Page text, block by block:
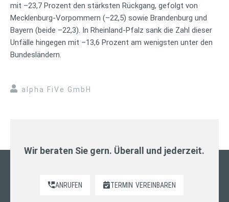
mit –23,7 Prozent den stärksten Rückgang, gefolgt von
Mecklenburg-Vorpommern (–22,5) sowie Brandenburg und
Bayern (beide –22,3). In Rheinland-Pfalz sank die Zahl dieser
Unfälle hingegen mit –13,6 Prozent am wenigsten unter den
Bundesländern.
alpha FiVe GmbH
Wir beraten Sie gern. Überall und jederzeit.
ANRUFEN TERMIN VEREINBAREN